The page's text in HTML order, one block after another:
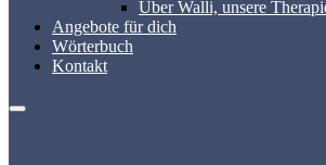
Über Walli, unsere
Angebote für dich
Wörterbuch
Kontakt